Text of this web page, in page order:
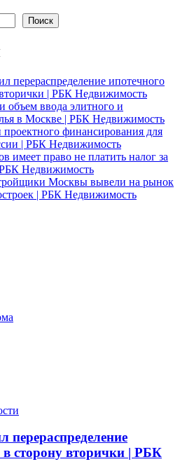
Поиск
перераспределение ипотечного
| РБК Недвижимость
объем ввода элитного и
в Москве | РБК Недвижимость
финансирования для
| РБК Недвижимость
имеет право не платить налог за
Недвижимость
Москвы вывели на рынок
| РБК Недвижимость
перераспределение
в сторону вторички | РБК